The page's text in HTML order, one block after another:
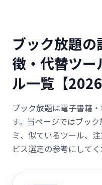
ブック放題
徴・代替ツー
ル一覧【2026
ブック放題は電子書籍
す。当ページではブッ
ミ、似ているツール、
ビス選定の参考にしてく